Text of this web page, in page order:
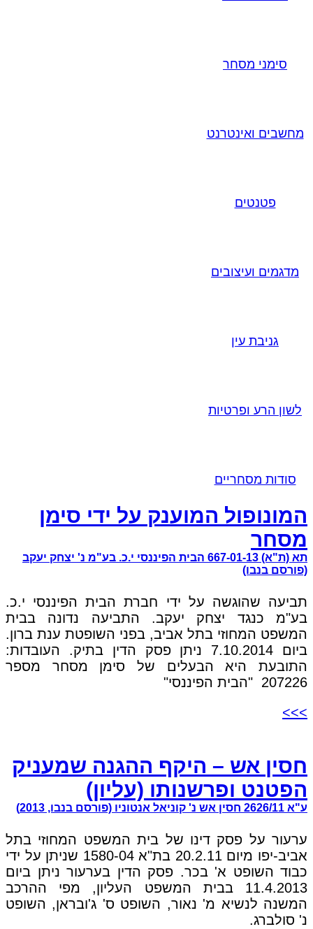
סימני מסחר
מחשבים ואינטרנט
פטנטים
מדגמים ועיצובים
גניבת עין
לשון הרע ופרטיות
סודות מסחריים
המונופול המוענק על ידי סימן
מסחר
תא (ת"א) 667-01-13 הבית הפיננסי י.כ. בע"מ נ' יצחק יעקב
(פורסם בנבו)
תביעה שהוגשה על ידי חברת הבית הפיננסי י.כ.
בע"מ כנגד יצחק יעקב. התביעה נדונה בבית
המשפט המחוזי בתל אביב, בפני השופטת ענת ברון.
ביום 7.10.2014 ניתן פסק הדין בתיק. העובדות:
התובעת היא הבעלים של סימן מסחר מספר
207226 "הבית הפיננסי"
>>>
חסין אש – היקף ההגנה שמעניק
הפטנט ופרשנותו (עליון)
ע"א 2626/11 חסין אש נ' קוניאל אנטוניו (פורסם בנבו, 2013)
ערעור על פסק דינו של בית המשפט המחוזי בתל
אביב-יפו מיום 20.2.11 בת"א 1580-04 שניתן על ידי
כבוד השופט א' בכר. פסק הדין בערעור ניתן ביום
11.4.2013 בבית המשפט העליון, מפי ההרכב
המשנה לנשיא מ' נאור, השופט ס' ג'ובראן, השופט
נ' סולברג.